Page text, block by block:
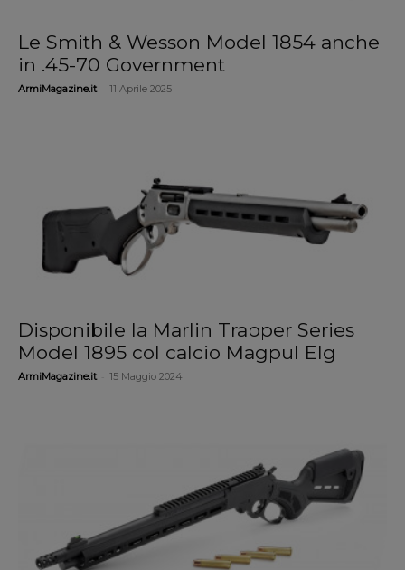
Le Smith & Wesson Model 1854 anche
in .45-70 Government
ArmiMagazine.it 11 Aprile 2025
Disponibile la Marlin Trapper Series
Model 1895 col calcio Magpul Elg
ArmiMagazine.it 15 Maggio 2024